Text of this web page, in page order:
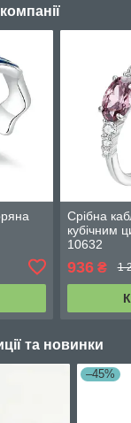
Срібна
кубічним
10632
936₴ 1
та новинки
–45%